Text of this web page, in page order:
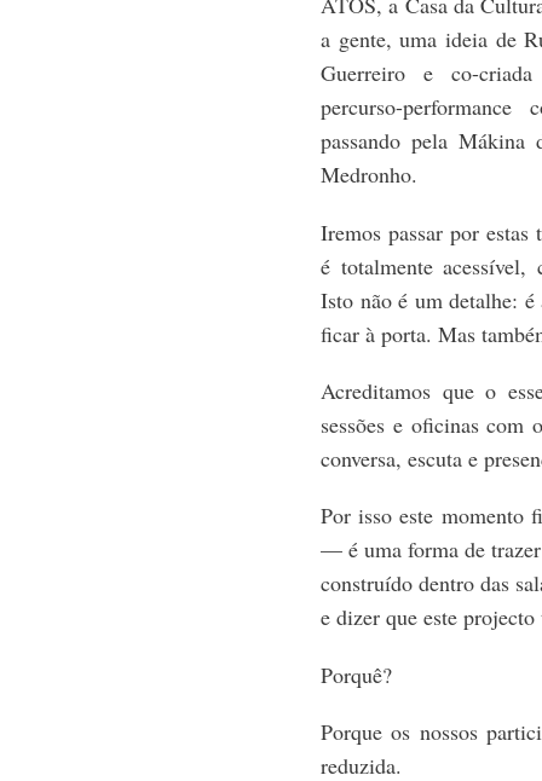
a gente, uma ideia de
Guerreiro eco-criada
percurso-performance
passando pela Mákina
Medronho.
Iremos passar por estas
é totalmente acessível,
Isto não é um detalhe:
ficar à porta. Mas
Acreditamos que o
sessões e oficinas com
conversa, escuta e
Por isso este momento
— é uma forma de
construído dentro das
e dizer que este projecto
Porquê?
Porque os nossos
reduzida.